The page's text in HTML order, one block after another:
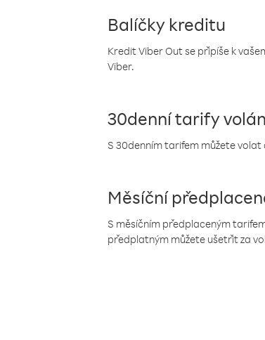
Balíčky kreditu
Kredit Viber Out se připíše k
Viber.
30denní tarify
S 30denním tarifem můžete volat
Měsíční
S měsíčním předplaceným
předplatným můžete ušetřit za